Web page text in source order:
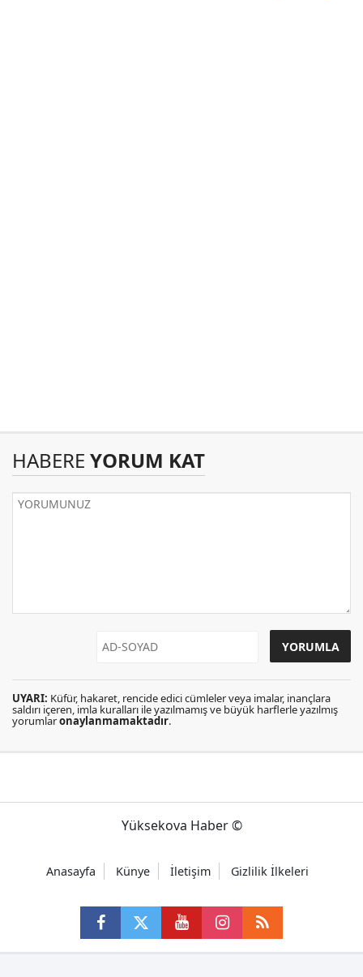
HABERE YORUM KAT
UYARI: Küfür, hakaret, rencide edici cümleler veya imalar, inançlara
saldırı içeren, imla kuralları ile yazılmamış ve büyük harflerle yazılmış
yorumlaronaylanmamaktadır.
Yüksekova Haber ©
Anasayfa Künye İletişim Gizlilik İlkeleri